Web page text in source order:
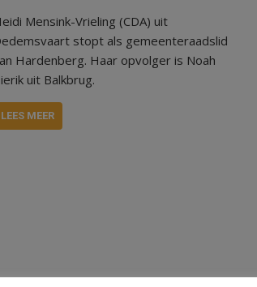
Mensink-Vrieling (CDA) uit
stopt als gemeenteraadslid
Hardenberg. Haar opvolger is Noah
uit Balkbrug.
LEES MEER